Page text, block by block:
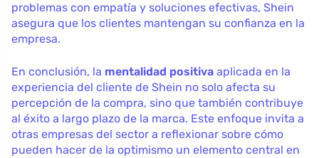
problemas con empatía y soluciones efectivas, Shein
asegura que los clientes mantengan su confianza en la
empresa.
En conclusión, la mentalidad positiva aplicada en la
experiencia del cliente de Shein no solo afecta su
percepción de la compra, sino que también contribuye
al éxito a largo plazo de la marca. Este enfoque invita a
otras empresas del sector a reflexionar sobre cómo
pueden hacer de la optimismo un elemento central en